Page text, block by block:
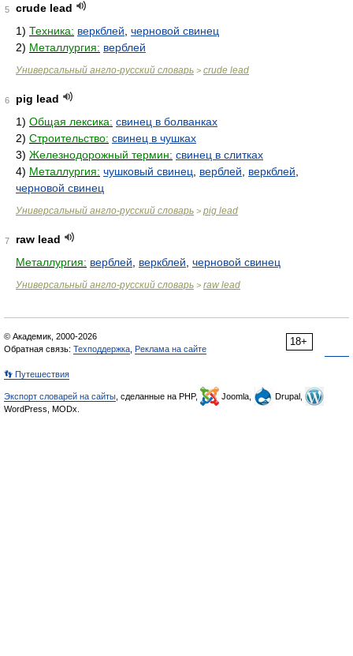
5
crude lead
1) Техника: веркблей черновой свинец
2) Металлургия: верблей
Универсальный англо-русский словарь > crude lead
6
pig lead
1) Общая лексика: свинец в болванках
2) Строительство: свинец в чушках
3) Железнодорожный термин: свинец в слитках
4) Металлургия: чушковый свинец верблей веркблей
черновой свинец
Универсальный англо-русский словарь > pig lead
7
raw lead
Металлургия: верблей веркблей черновой свинец
Универсальный англо-русский словарь > raw lead
18+
© Академик, 2000-2026
Обратная связь: Техподдержка Реклама на сайте
👣 Путешествия
Экспорт словарей на сайты , сделанные на PHP, Joomla,
Drupal,
WordPress, MODx.